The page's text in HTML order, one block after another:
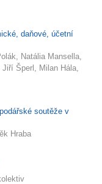
daňové, účetní
Natália Mansella,
Šperl, Milan Hála,
soutěže v
Hraba